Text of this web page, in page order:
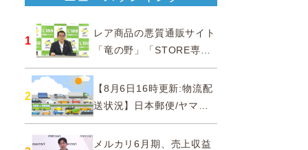
1
レア商品の悪質通販サイト
「竜の野」「STORE専門
ショップ」などに注意…消
費者庁
2
【8月6日16時更新:物流配
送状況】日本郵便/ヤマト
運輸/佐川急便/西濃運輸/福
山通運
メルカリ6月期、売上収益